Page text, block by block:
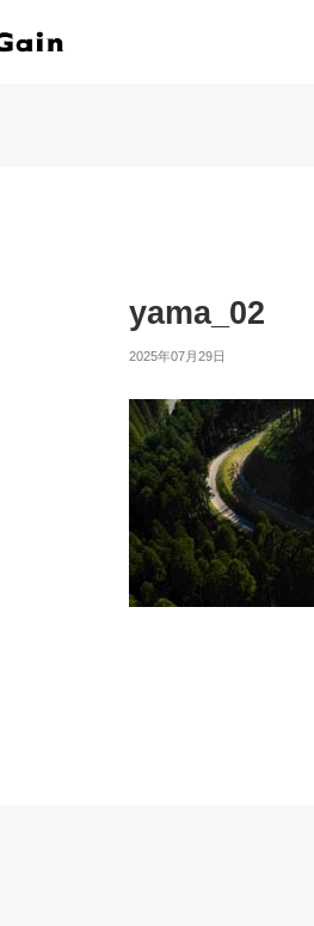
yama_02
2025年07月29日